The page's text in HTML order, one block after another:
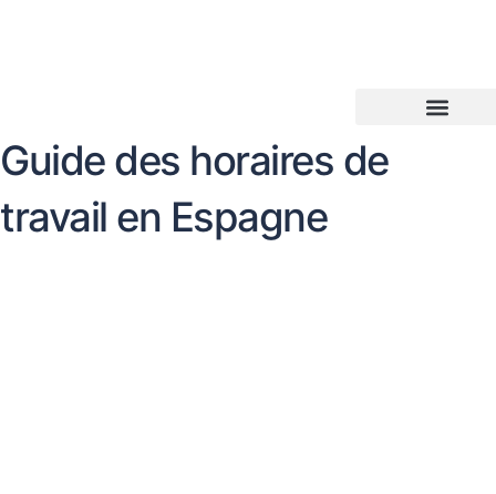
Guide des horaires de
travail en Espagne